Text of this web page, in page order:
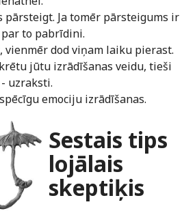
pārsteigt. Ja tomēr pārsteigums ir
to pabrīdini.
vienmēr dod viņam laiku pierast.
jūtu izrādīšanas veidu, tieši
uzraksti.
emociju izrādīšanas.
Sestais tips
lojālais
skeptiķis